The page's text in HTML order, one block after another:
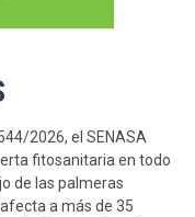
2026, el SENASA
fitosanitaria en todo
de las palmeras
a más de 35